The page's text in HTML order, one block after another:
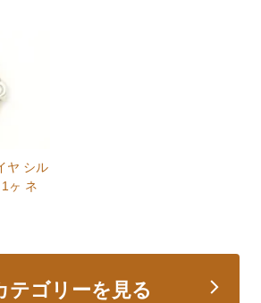
ヤ シル
ヶ ネ
テゴリーを見る